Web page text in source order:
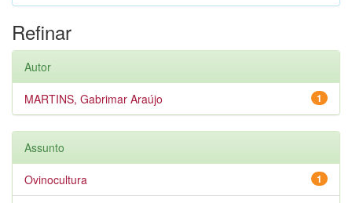
Refinar
Autor
1
MARTINS, Gabrimar Araújo
Assunto
1
Ovinocultura